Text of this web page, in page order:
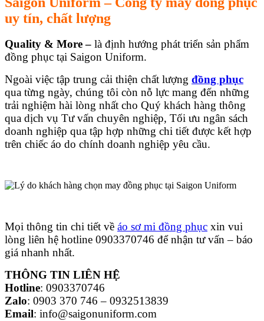
uy tín, chất lượng
Quality & More – là định hướng phát triển sản phẩm
đồng phục tại Saigon Uniform.
Ngoài việc tập trung cải thiện chất lượng đồng phục
qua từng ngày, chúng tôi còn nỗ lực mang đến những
trải nghiệm hài lòng nhất cho Quý khách hàng thông
qua dịch vụ Tư vấn chuyên nghiệp, Tối ưu ngân sách
doanh nghiệp qua tập hợp những chi tiết được kết hợp
trên chiếc áo do chính doanh nghiệp yêu cầu.
Mọi thông tin chi tiết về áo sơ mi đồng phục xin vui
lòng liên hệ hotline 0903370746 để nhận tư vấn – báo
giá nhanh nhất.
THÔNG TIN LIÊN HỆ
Hotline: 0903370746
Zalo: 0903 370 746 – 0932513839
Email: info@saigonuniform.com